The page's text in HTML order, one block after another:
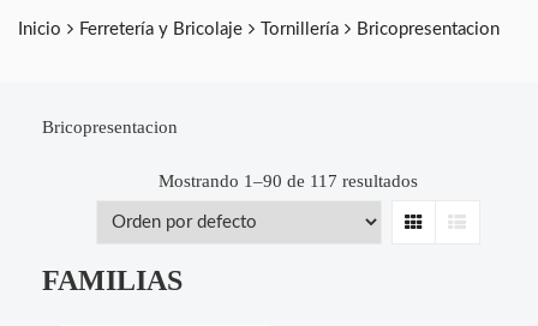
CELDA
Inicio Ferretería y Bricolaje Tornillería Bricopresentacion
Bricopresentacion
Mostrando 1–90 de 117 resultados
Grid List
FAMILIAS